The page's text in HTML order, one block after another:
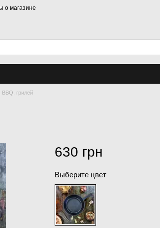
о магазине
грилей
630 грн
Выберите цвет